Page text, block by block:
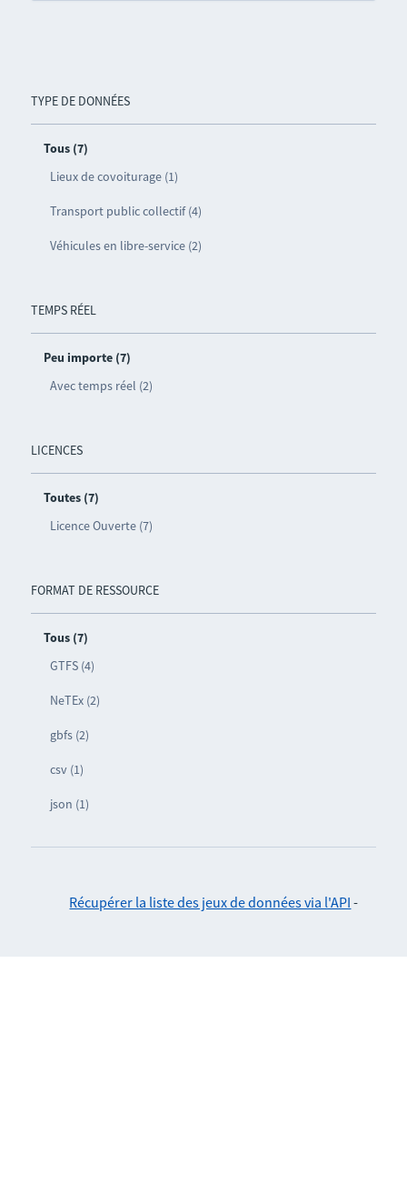
TYPE DE DONNÉES
Tous (7)
Lieux de covoiturage (1)
Transport public collectif (4)
Véhicules en libre-service (2)
TEMPS RÉEL
Peu importe (7)
Avec temps réel (2)
LICENCES
Toutes (7)
Licence Ouverte (7)
FORMAT DE RESSOURCE
Tous (7)
GTFS (4)
NeTEx (2)
gbfs (2)
csv (1)
json (1)
Récupérer la liste des jeux de données via l'API -